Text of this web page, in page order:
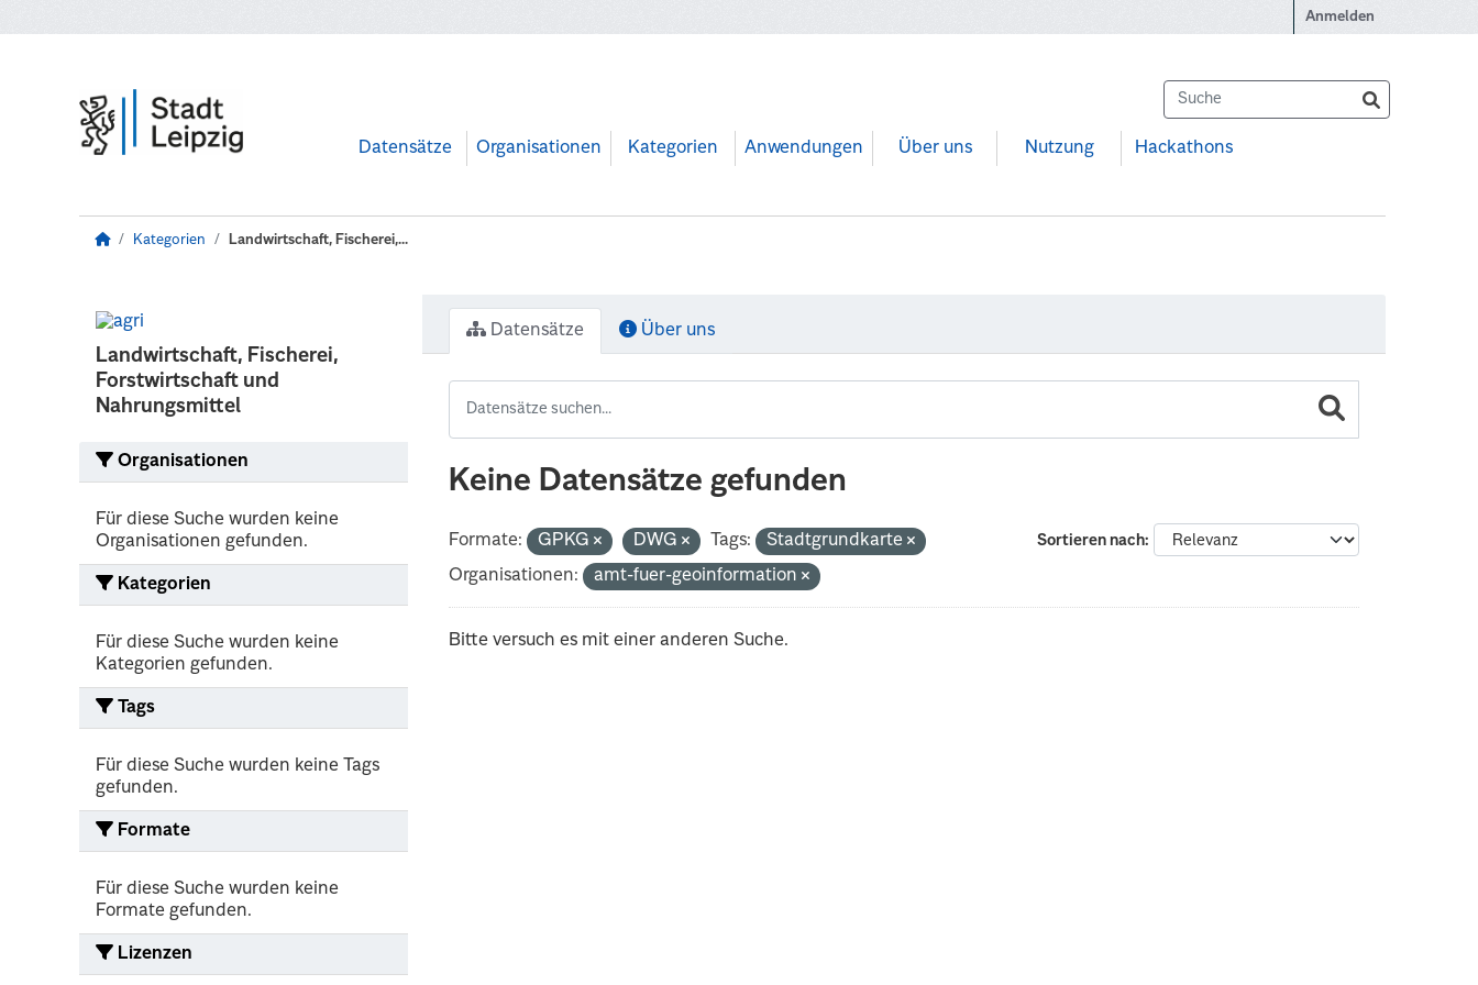
Anmelden
Datensätze Organisationen Kategorien Anwendungen Über uns Nutzung Hackathons
Kategorien Landwirtschaft, Fischerei,...
Landwirtschaft, Fischerei,
Forstwirtschaft und
Nahrungsmittel
Organisationen
Für diese Suche wurden keine
Organisationen gefunden.
Kategorien
Für diese Suche wurden keine
Kategorien gefunden.
Tags
Für diese Suche wurden keine Tags
gefunden.
Formate
Für diese Suche wurden keine
Formate gefunden.
Lizenzen
Datensätze Über uns
Keine Datensätze gefunden
Sortieren nach
Formate: GPKG DWG Tags:
Stadtgrundkarte
Organisationen:
amt-fuer-geoinformation
Bitte versuch es mit einer anderen Suche.